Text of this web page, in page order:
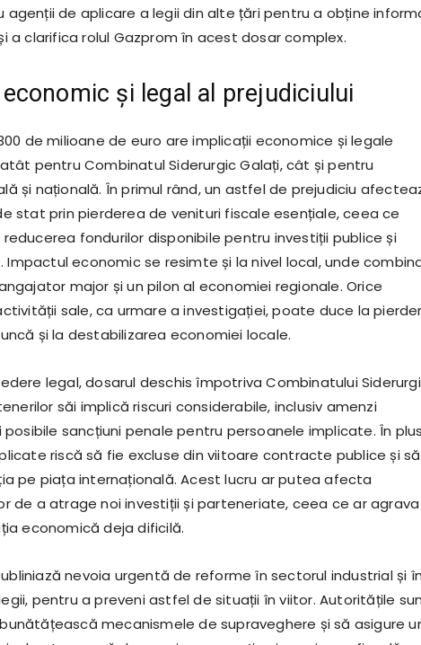
agenții de aplicare a legii din alte țări pentru a obține
a clarifica rolul Gazprom în acest dosar complex.
și legal al prejudiciului
de milioane de euro are implicații economice și legale
pentru Combinatul Siderurgic Galați, cât și pentru
și națională. În primul rând, un astfel de prejudiciu
stat prin pierderea de venituri fiscale esențiale, ceea ce
fondurilor disponibile pentru investiții publice și
Impactul economic se resimte și la nivel local, unde
major și un pilon al economiei regionale. Orice
sale, ca urmare a investigației, poate duce la
și la destabilizarea economiei locale.
legal, dosarul deschis împotriva Combinatului
săi implică riscuri considerabile, inclusiv amenzi
sancțiuni penale pentru persoanele implicate. În
riscă să fie excluse din viitoare contracte publice și
pe piața internațională. Acest lucru ar putea afecta
de a atrage noi investiții și parteneriate, ceea ce ar agrava
economică deja dificilă.
nevoia urgentă de reforme în sectorul industrial și în
pentru a preveni astfel de situații în viitor. Autoritățile
mecanismele de supraveghere și să asigure